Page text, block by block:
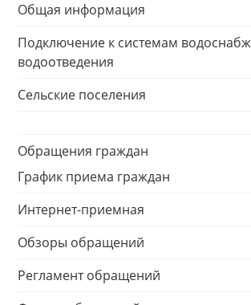
Общая информация
Подключение к системам
водоотведения
Сельские поселения
Обращения граждан
График приема граждан
Интернет-приемная
Обзоры обращений
Регламент обращений